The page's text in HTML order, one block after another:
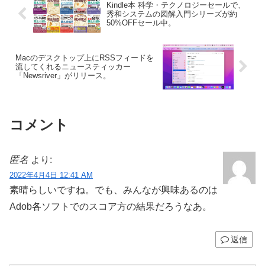
Kindle本 科学・テクノロジーセールで、
秀和システムの図解入門シリーズが約
50%OFFセール中。
Macのデスクトップ上にRSSフィードを
流してくれるニュースティッカー
「Newsriver」がリリース。
コメント
匿名 より:
2022年4月4日 12:41 AM
素晴らしいですね。でも、みんなが興味あるのは
Adob各ソフトでのスコア方の結果だろうなあ。
返信